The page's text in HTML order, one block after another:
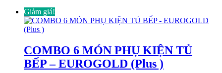
Giảm giá!
COMBO 6 MÓN PHỤ KIỆN TỦ
BẾP – EUROGOLD (Plus )